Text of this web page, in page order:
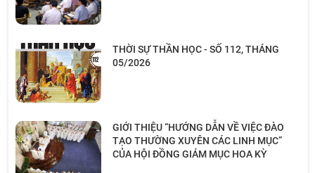
THỜI SỰ THẦN HỌC - SỐ 112, THÁNG
05/2026
GIỚI THIỆU “HƯỚNG DẪN VỀ VIỆC ĐÀO
TẠO THƯỜNG XUYÊN CÁC LINH MỤC”
CỦA HỘI ĐỒNG GIÁM MỤC HOA KỲ